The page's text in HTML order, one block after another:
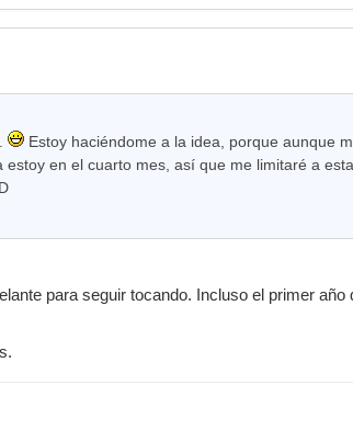
Estoy haciéndome a la idea, porque aunque
en el cuarto mes, así que me limitaré a
para seguir tocando. Incluso el primer